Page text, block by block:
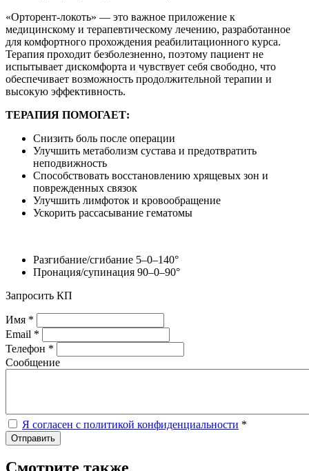
«Орторент-локоть» — это важное приложение к
медицинскому и терапевтическому лечению, разработанное
для комфортного прохождения реабилитационного курса.
Терапия проходит безболезненно, поэтому пациент не
испытывает дискомфорта и чувствует себя свободно, что
обеспечивает возможность продолжительной терапии и
высокую эффективность.
ТЕРАПИЯ ПОМОГАЕТ:
Снизить боль после операции
Улучшить метаболизм сустава и предотвратить
неподвижность
Способствовать восстановлению хрящевых зон и
поврежденных связок
Улучшить лимфоток и кровообращение
Ускорить рассасывание гематомы
Разгибание/сгибание 5–0–140°
Пронация/супинация 90–0–90°
Запросить КП
Имя *
Email *
Телефон *
Сообщение
Я согласен с политикой конфиденциальности *
Отправить